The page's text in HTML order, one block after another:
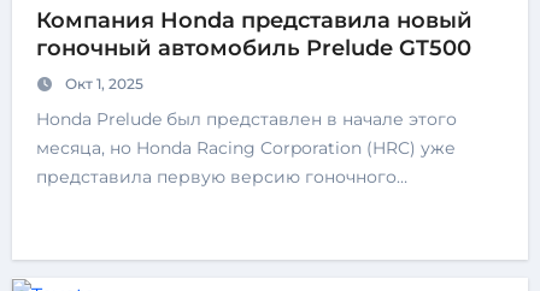
Компания Honda представила новый
гоночный автомобиль Prelude GT500
Окт 1, 2025
Honda Prelude был представлен в начале этого
месяца, но Honda Racing Corporation (HRC) уже
представила первую версию гоночного…